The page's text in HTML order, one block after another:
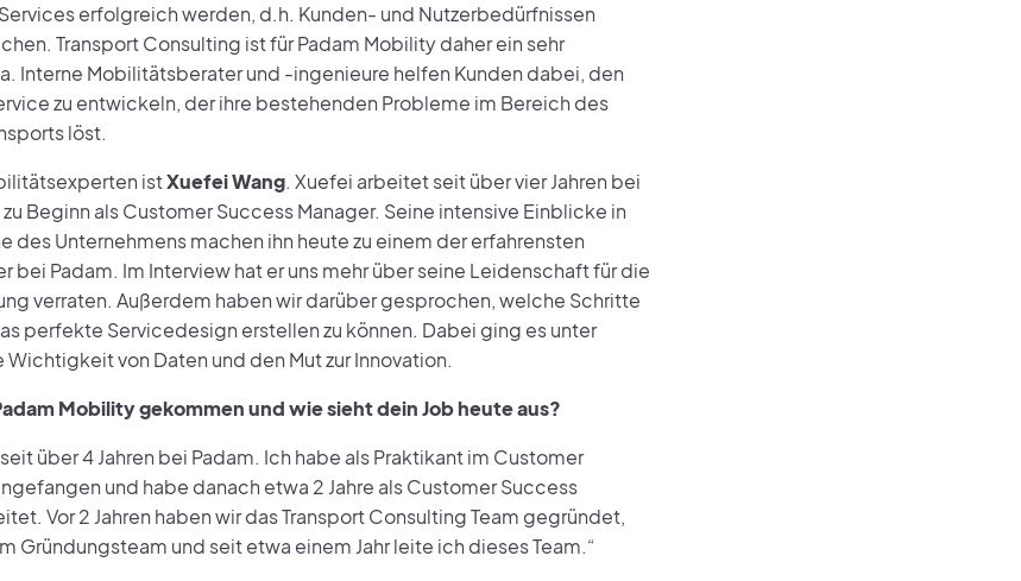
erfolgreich werden, d.h. Kunden- und Nutzerbedürfnissen
Transport Consulting ist für Padam Mobility daher ein sehr
Interne Mobilitätsberater und -ingenieure helfen Kunden dabei, den
zu entwickeln, der ihre bestehenden Probleme im Bereich des
löst.
istXuefei Wang. Xuefei arbeitet seit über vier Jahren bei
Beginn als Customer Success Manager. Seine intensive Einblicke in
des Unternehmens machen ihn heute zu einem der erfahrensten
bei Padam. Im Interview hat er uns mehr über seine Leidenschaft für die
verraten. Außerdem haben wir darüber gesprochen, welche Schritte
perfekte Servicedesign erstellen zu können. Dabei ging es unter
von Daten und den Mut zur Innovation.
Mobility gekommen und wie sieht dein Job heute aus?
über 4 Jahren bei Padam. Ich habe als Praktikant im Customer
und habe danach etwa 2 Jahre als Customer Success
Vor 2 Jahren haben wir das Transport Consulting Team gegründet,
Gründungsteam und seit etwa einem Jahr leite ich dieses Team.“